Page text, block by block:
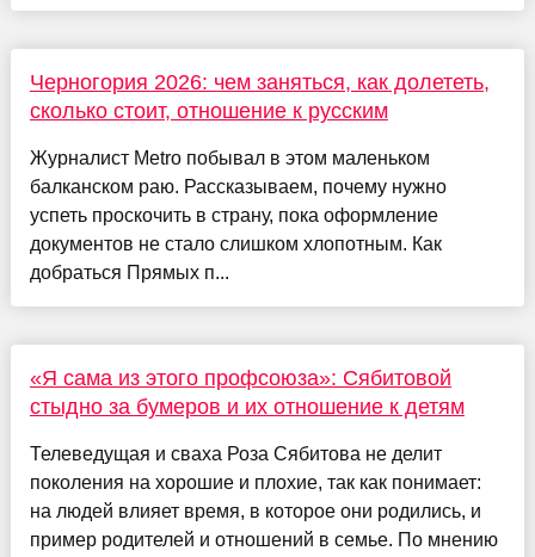
Черногория 2026: чем заняться, как долететь,
сколько стоит, отношение к русским
Журналист Metro побывал в этом маленьком
балканском раю. Рассказываем, почему нужно
успеть проскочить в страну, пока оформление
документов не стало слишком хлопотным. Как
добраться Прямых п...
«Я сама из этого профсоюза»: Сябитовой
стыдно за бумеров и их отношение к детям
Телеведущая и сваха Роза Сябитова не делит
поколения на хорошие и плохие, так как понимает:
на людей влияет время, в которое они родились, и
пример родителей и отношений в семье. По мнению